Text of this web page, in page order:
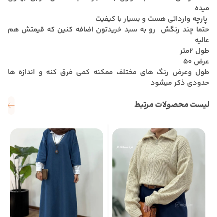
میده
پارچه وارداتی هست و بسیار با کیفیت
حتما چند رنگش رو به سبد خریدتون اضافه کنین که قیمتش هم
عالیه
طول 2متر
عرض 50
طول وعرض رنگ های مختلف ممکنه کمی فرق کنه و اندازه ها
حدودی ذکر میشود
لیست محصولات مرتبط